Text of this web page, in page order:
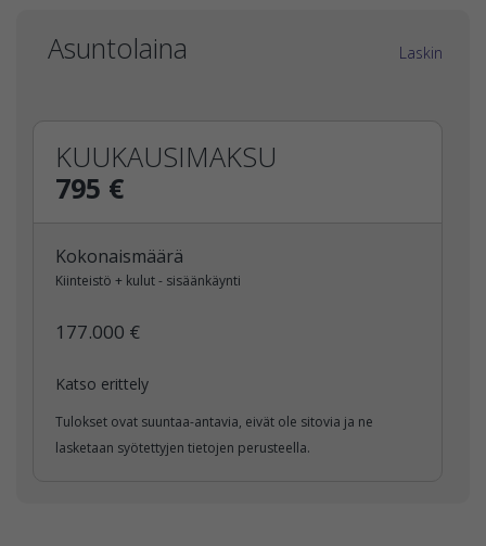
Asuntolaina Laskin
KUUKAUSIMAKSU
795 €
Kokonaismäärä
Kiinteistö + kulut - sisäänkäynti
177.000 €
Katso erittely
Tulokset ovat suuntaa-antavia, eivät ole sitovia ja ne
lasketaan syötettyjen tietojen perusteella.